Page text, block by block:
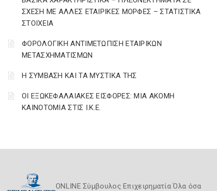
ΣΧΕΣΗ ΜΕ ΑΛΛΕΣ ΕΤΑΙΡΙΚΕΣ ΜΟΡΦΕΣ – ΣΤΑΤΙΣΤΙΚΑ
ΣΤΟΙΧΕΙΑ
ΦΟΡΟΛΟΓΙΚΗ ΑΝΤΙΜΕΤΩΠΙΣΗ ΕΤΑΙΡΙΚΩΝ
ΜΕΤΑΣΧΗΜΑΤΙΣΜΩΝ
Η ΣΥΜΒΑΣΗ ΚΑΙ ΤΑ ΜΥΣΤΙΚΑ ΤΗΣ
ΟΙ ΕΞΩΚΕΦΑΛΑΙΑΚΕΣ ΕΙΣΦΟΡΕΣ: ΜΙΑ ΑΚΟΜΗ
ΚΑΙΝΟΤΟΜΙΑ ΣΤΙΣ Ι.Κ.Ε.
ONLINE Σύμβουλος Επιχειρηματία Όλα όσα